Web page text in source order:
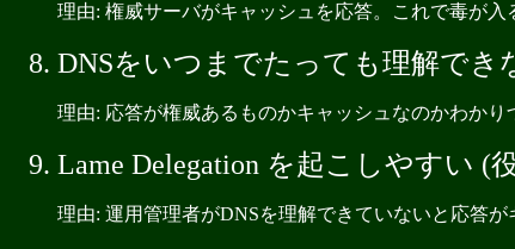
理由: 権威サーバがキャッシュを応答。これで毒が入
DNSをいつまでたっても理解でき
理由: 応答が権威あるものかキャッシュなのかわか
Lame Delegation を起こしやすい
理由: 運用管理者がDNSを理解できていないと応答